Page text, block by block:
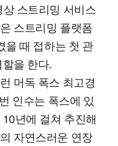
스트리밍 서비스
스트리밍 플랫폼
을 때 접하는 첫 관
을 한다.
머독 폭스 최고경
인수는 폭스에 있
년에 걸쳐 추진해
자연스러운 연장